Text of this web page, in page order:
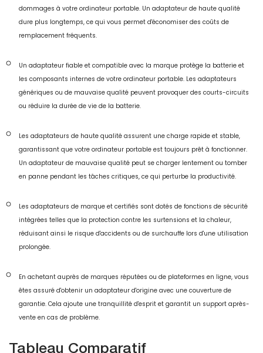
dommages à votre ordinateur portable. Un adaptateur de haute qualité
dure plus longtemps, ce qui vous permet d'économiser des coûts de
remplacement fréquents.
Un adaptateur fiable et compatible avec la marque protège la batterie et
les composants internes de votre ordinateur portable. Les adaptateurs
génériques ou de mauvaise qualité peuvent provoquer des courts-circuits
ou réduire la durée de vie de la batterie.
Les adaptateurs de haute qualité assurent une charge rapide et stable,
garantissant que votre ordinateur portable est toujours prêt à fonctionner.
Un adaptateur de mauvaise qualité peut se charger lentement ou tomber
en panne pendant les tâches critiques, ce qui perturbe la productivité.
Les adaptateurs de marque et certifiés sont dotés de fonctions de sécurité
intégrées telles que la protection contre les surtensions et la chaleur,
réduisant ainsi le risque d'accidents ou de surchauffe lors d'une utilisation
prolongée.
En achetant auprès de marques réputées ou de plateformes en ligne, vous
êtes assuré d'obtenir un adaptateur d'origine avec une couverture de
garantie. Cela ajoute une tranquillité d'esprit et garantit un support après-
vente en cas de problème.
Tableau Comparatif